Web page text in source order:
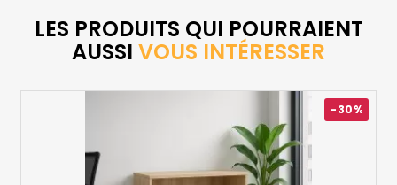
LES PRODUITS QUI POURRAIENT
AUSSI VOUS INTÉRESSER
-30%